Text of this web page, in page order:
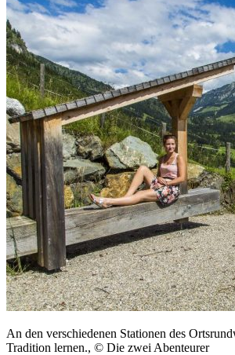
An den verschiedenen Stationen des
Tradition lernen., © Die zwei Abenteurer